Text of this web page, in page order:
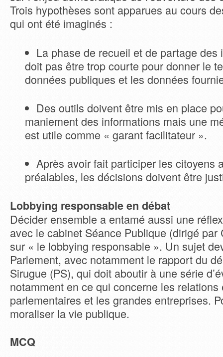
Trois hypothèses sont apparues au cours
qui ont été imaginés :
La phase de recueil et de partage des
doit pas être trop courte pour donner le
données publiques et les données
Des outils doivent être mis en place
maniement des informations mais une
est utile comme « garant facilitateur ».
Après avoir fait participer les citoyens
préalables, les décisions doivent être
Lobbying responsable en débat
Décider ensemble a entamé aussi une
avec le cabinet Séance Publique (dirigé par
sur « le lobbying responsable ». Un sujet
Parlement, avec notamment le rapport du
Sirugue (PS), qui doit aboutir à une série
notamment en ce qui concerne les
parlementaires et les grandes entreprises.
moraliser la vie publique.
MCQ